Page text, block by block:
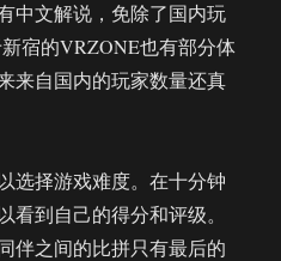
中文解说，免除了国内玩
宿的VRZONE也有部分体
来自国内的玩家数量还真
选择游戏难度。在十分钟
看到自己的得分和评级。
伴之间的比拼只有最后的